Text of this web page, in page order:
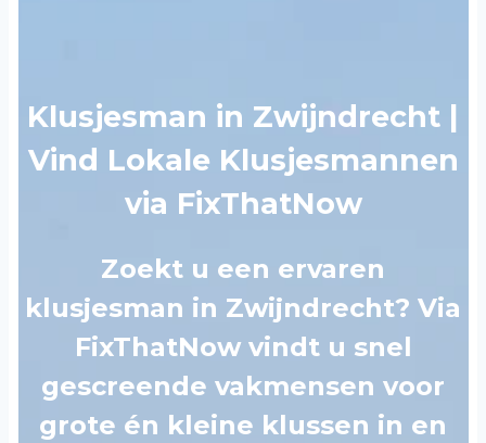
Klusjesman in Zwijndrecht |
Vind Lokale Klusjesmannen
via FixThatNow
Zoekt u een ervaren
klusjesman in Zwijndrecht? Via
FixThatNow vindt u snel
gescreende vakmensen voor
grote én kleine klussen in en